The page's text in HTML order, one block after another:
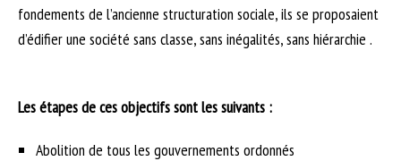
fondements de l’ancienne structuration sociale, ils se proposaient
d’édifier une société sans classe, sans inégalités, sans hiérarchie .
Les étapes de ces objectifs sont les suivants :
Abolition de tous les gouvernements ordonnés